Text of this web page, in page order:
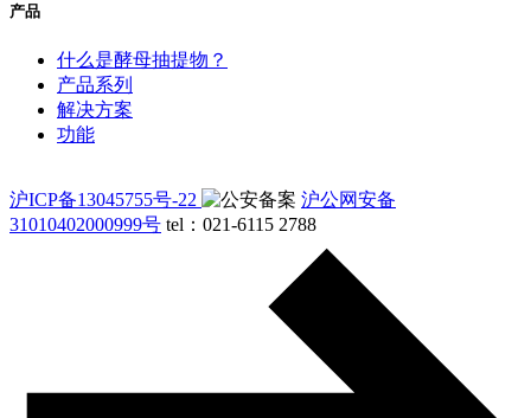
产品
什么是酵母抽提物？
产品系列
解决方案
功能
沪ICP备13045755号-22
沪公网安备
31010402000999号 tel：021-6115 2788